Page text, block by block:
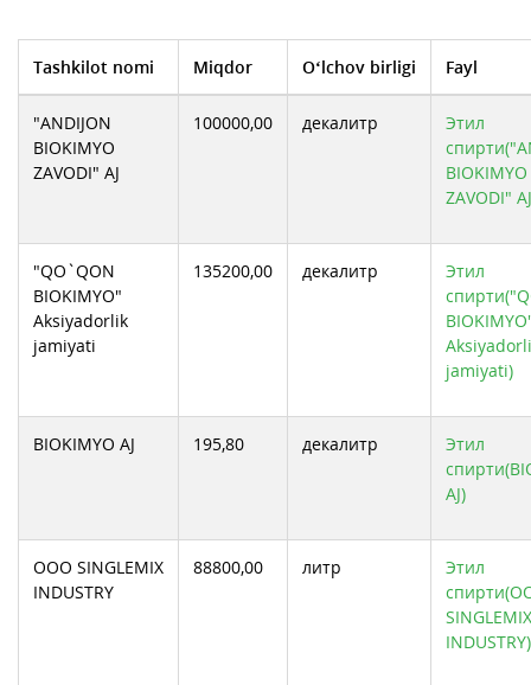
Tashkilot nomi Miqdor O‘lchov birligi Fayl
"ANDIJON
BIOKIMYO
ZAVODI" AJ
100000,00 декалитр
Этил
BIOKIMYO
ZAVODI"
"QO`QON
BIOKIMYO"
Aksiyadorlik
jamiyati
135200,00 декалитр
Этил
jamiyati)
BIOKIMYO AJ 195,80 декалитр
Этил
AJ)
ООО SINGLEMIX
INDUSTRY
88800,00 литр
Этил
SINGLEMIX
INDUSTRY)